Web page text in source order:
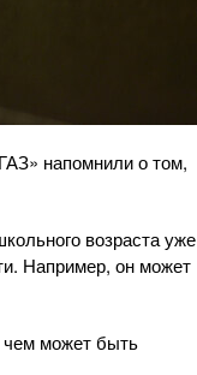
напомнили о том,
возраста уже
Например, он может
чем может быть